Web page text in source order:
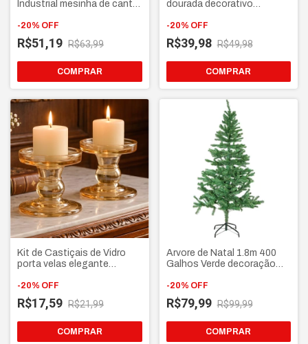
Industrial mesinha de canto
Ferro e Tampo MDF Luxo
-20% OFF
R$51,19 R$63,99
COMPRAR
dourada decorativo
Cozinha Quarto Cantinho
do café
-20% OFF
R$39,98 R$49,98
COMPRAR
Kit de Castiçais de Vidro
porta velas elegante
-20% OFF
R$17,59 R$21,99
COMPRAR
Arvore de Natal 1.8m 400
Galhos Verde decoração
-20% OFF
R$79,99 R$99,99